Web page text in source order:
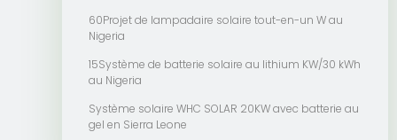
60Projet de lampadaire solaire tout-en-un W au
Nigeria
15Système de batterie solaire au lithium KW/30 kWh
au Nigeria
Système solaire WHC SOLAR 20KW avec batterie au
gel en Sierra Leone